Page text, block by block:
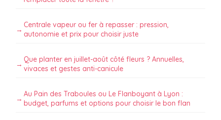
Centrale vapeur ou fer à repasser : pression,
autonomie et prix pour choisir juste
Que planter en juillet-août côté fleurs ? Annuelles,
vivaces et gestes anti-canicule
Au Pain des Traboules ou Le Flanboyant à Lyon :
budget, parfums et options pour choisir le bon flan